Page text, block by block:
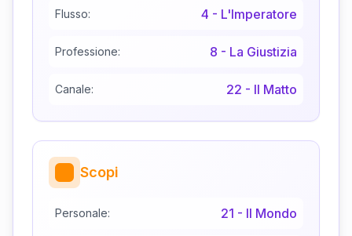
Flusso: 4 - L'Imperatore
Professione: 8 - La Giustizia
Canale: 22 - Il Matto
Scopi
Personale: 21 - Il Mondo